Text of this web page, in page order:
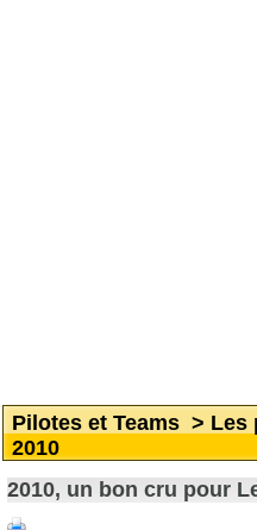
Pilotes et Teams > Les
2010
2010, un bon cru pour